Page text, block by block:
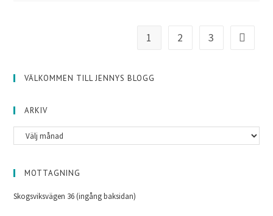
1 2 3
VÄLKOMMEN TILL JENNYS BLOGG
ARKIV
MOTTAGNING
Skogsviksvägen 36 (ingång baksidan)